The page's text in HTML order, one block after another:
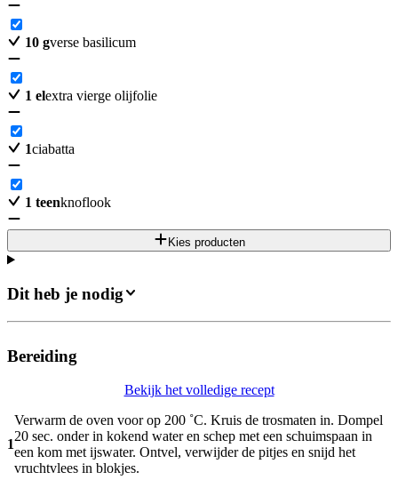
10 gverse basilicum
1 elextra vierge olijfolie
1ciabatta
1 teenknoflook
Kies producten
Dit heb je nodig
Bereiding
Bekijk het volledige recept
1
Verwarm de oven voor op 200 ˚C. Kruis de trosmaten in. Dompel
20 sec. onder in kokend water en schep met een schuimspaan in
een kom met ijswater. Ontvel, verwijder de pitjes en snijd het
vruchtvlees in blokjes.